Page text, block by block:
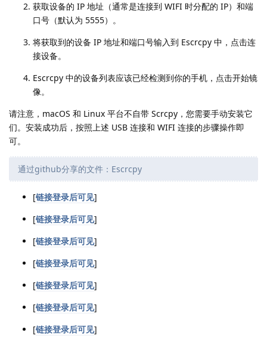
获取设备的 IP 地址（通常是连接到 WIFI 时分配的 IP）和端
口号（默认为 5555）。
将获取到的设备 IP 地址和端口号输入到 Escrcpy 中，点击连
接设备。
Escrcpy 中的设备列表应该已经检测到你的手机，点击开始镜
像。
请注意，macOS 和 Linux 平台不自带 Scrcpy，您需要手动安装它
们。安装成功后，按照上述 USB 连接和 WIFI 连接的步骤操作即
可。
通过github分享的文件：Escrcpy
[链接登录后可见]
[链接登录后可见]
[链接登录后可见]
[链接登录后可见]
[链接登录后可见]
[链接登录后可见]
[链接登录后可见]